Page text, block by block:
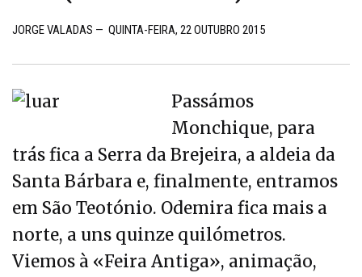
JORGE VALADAS — QUINTA-FEIRA, 22 OUTUBRO 2015
Passámos
Monchique, para
trás fica a Serra da Brejeira, a aldeia da
Santa Bárbara e, finalmente, entramos
em São Teotónio. Odemira fica mais a
norte, a uns quinze quilómetros.
Viemos à «Feira Antiga», animação,